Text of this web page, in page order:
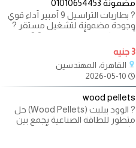
مضمونة 01010654453
? بطاريات التراسيل 9 أمبير أداء قوي
وجودة مضمونة لتشغيل مستقر ?
أفضل كفاءة بأفضل سعر ? ?
للتواصل:
3 جنيه
القاهرة، المهندسين
wood pellets
? الوود بيليت (Wood Pellets) حل
متطور للطاقة الصناعية يجمع بين
الكفاءة والتوفير يعد من أفضل